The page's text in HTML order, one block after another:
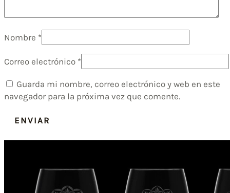
Nombre *
Correo electrónico *
Guarda mi nombre, correo electrónico y web en este
navegador para la próxima vez que comente.